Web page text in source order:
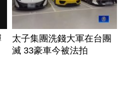
太子集團洗錢大軍在台團
滅 33豪車今被法拍